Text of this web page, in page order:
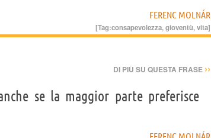
FERENC MOLNÁR
[Tag:consapevolezza,gioventù,vita]
DI PIÙ SU QUESTA FRASE ››
se la maggior parte preferisce